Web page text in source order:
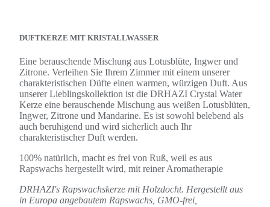
DUFTKERZE MIT KRISTALLWASSER
Eine berauschende Mischung aus Lotusblüte, Ingwer und
Zitrone. Verleihen Sie Ihrem Zimmer mit einem unserer
charakteristischen Düfte einen warmen, würzigen Duft. Aus
unserer Lieblingskollektion ist die DRHAZI Crystal Water
Kerze eine berauschende Mischung aus weißen Lotusblüten,
Ingwer, Zitrone und Mandarine. Es ist sowohl belebend als
auch beruhigend und wird sicherlich auch Ihr
charakteristischer Duft werden.
100% natürlich, macht es frei von Ruß, weil es aus
Rapswachs hergestellt wird, mit reiner Aromatherapie
DRHAZI's Rapswachskerze mit Holzdocht. Hergestellt aus
in Europa angebautem Rapswachs, GMO-frei,